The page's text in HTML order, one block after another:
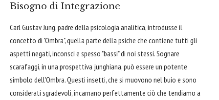
Bisogno di Integrazione
Carl Gustav Jung, padre della psicologia analitica, introdusse il
concetto di "Ombra", quella parte della psiche che contiene tutti gli
aspetti negati, inconsci e spesso "bassi" di noi stessi. Sognare
scarafaggi, in una prospettiva junghiana, può essere un potente
simbolo dell'Ombra. Questi insetti, che si muovono nel buio e sono
considerati sgradevoli, incarnano perfettamente ciò che tendiamo a